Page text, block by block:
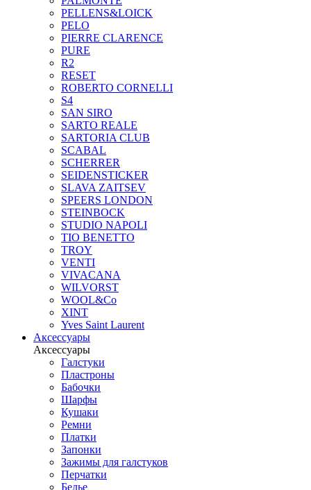
PELLENS&LOICK
PELO
PIERRE CLARENCE
PURE
R2
RESET
ROBERTO CORNELLI
S4
SAN SIRO
SARTO REALE
SARTORIA CLUB
SCABAL
SCHERRER
SEIDENSTICKER
SLAVA ZAITSEV
SPEERS LONDON
STEINBOCK
STUDIO NAPOLI
TIO BENETTO
TROY
VENTI
VIVACANA
WILVORST
WOOL&Co
XINT
Yves Saint Laurent
Аксессуары
Аксессуары
Галстуки
Пластроны
Бабочки
Шарфы
Кушаки
Ремни
Платки
Запонки
Зажимы для галстуков
Перчатки
Белье